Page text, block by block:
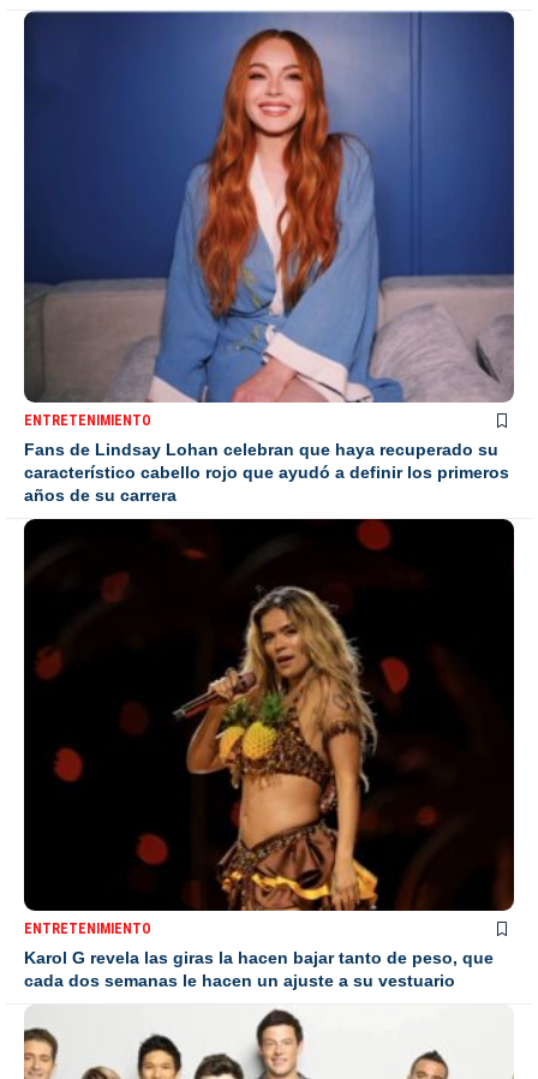
ENTRETENIMIENTO
Fans de Lindsay Lohan celebran que haya recuperado su
característico cabello rojo que ayudó a definir los primeros
años de su carrera
ENTRETENIMIENTO
Karol G revela las giras la hacen bajar tanto de peso, que
cada dos semanas le hacen un ajuste a su vestuario